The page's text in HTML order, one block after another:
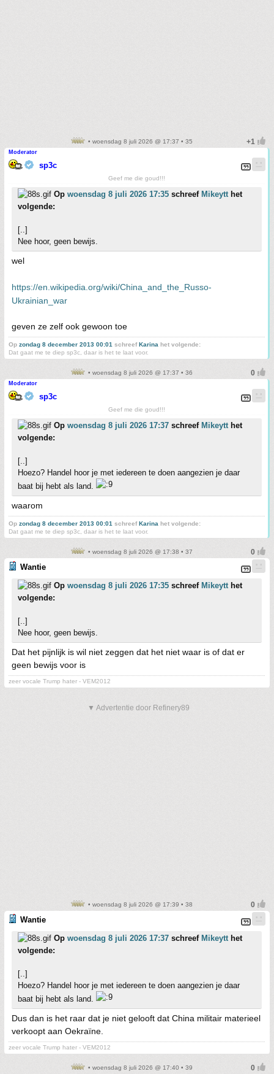
• woensdag 8 juli 2026 @ 17:37 • 35
Moderator
sp3c
Geef me die goud!!!
Op woensdag 8 juli 2026 17:35 schreef Mikeytthet
volgende:
[..]
Nee hoor, geen bewijs.
wel
https://en.wikipedia.org/wiki/China_and_the_Russo-
Ukrainian_war
geven ze zelf ook gewoon toe
Op zondag 8 december 2013 00:01 schreefKarina het volgende:
Dat gaat me te diep sp3c, daar is het te laat voor.
• woensdag 8 juli 2026 @ 17:37 • 36
Moderator
sp3c
Geef me die goud!!!
Op woensdag 8 juli 2026 17:37 schreef Mikeytthet
volgende:
[..]
Hoezo? Handel hoor je met iedereen te doen aangezien je daar
baat bij hebt als land.
waarom
Op zondag 8 december 2013 00:01 schreefKarina het volgende:
Dat gaat me te diep sp3c, daar is het te laat voor.
• woensdag 8 juli 2026 @ 17:38 • 37
Wantie
Op woensdag 8 juli 2026 17:35 schreef Mikeytthet
volgende:
[..]
Nee hoor, geen bewijs.
Dat het pijnlijk is wil niet zeggen dat het niet waar is of dat er
geen bewijs voor is
zeer vocale Trump hater - VEM2012
▼ Advertentie door Refinery89
• woensdag 8 juli 2026 @ 17:39 • 38
Wantie
Op woensdag 8 juli 2026 17:37 schreef Mikeytthet
volgende:
[..]
Hoezo? Handel hoor je met iedereen te doen aangezien je daar
baat bij hebt als land.
Dus dan is het raar dat je niet gelooft dat China militair materieel
verkoopt aan Oekraïne.
zeer vocale Trump hater - VEM2012
• woensdag 8 juli 2026 @ 17:40 • 39